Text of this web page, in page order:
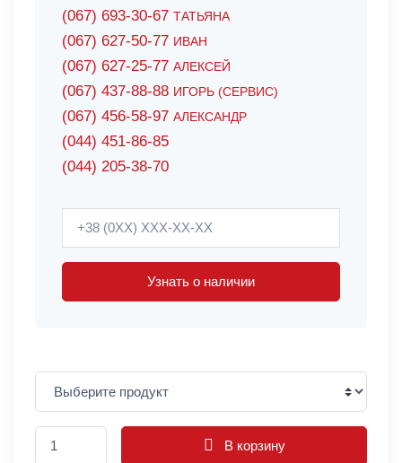
(067) 693-30-67 ТАТЬЯНА
(067) 627-50-77 ИВАН
(067) 627-25-77 АЛЕКСЕЙ
(067) 437-88-88 ИГОРЬ (СЕРВИС)
(067) 456-58-97 АЛЕКСАНДР
(044) 451-86-85
(044) 205-38-70
Узнать о наличии
В корзину